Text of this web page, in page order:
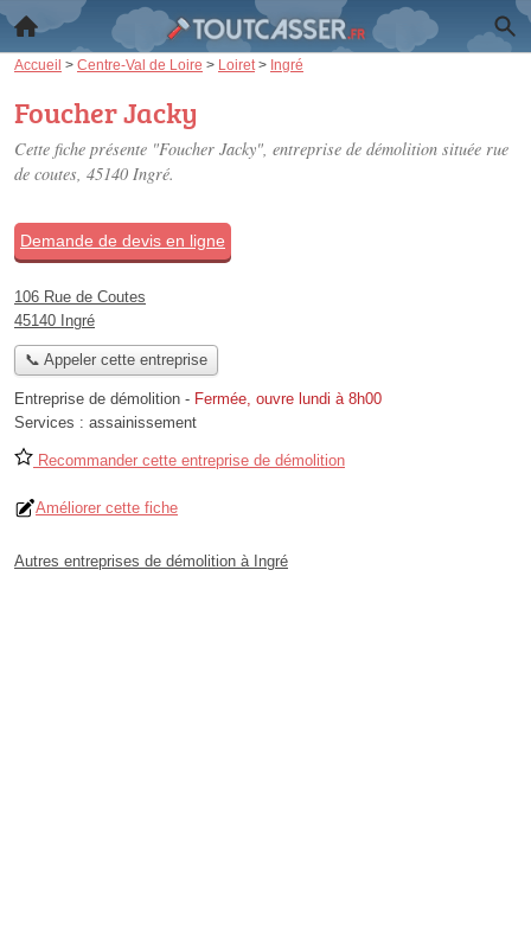
Accueil > Centre-Val de Loire > Loiret > Ingré
Foucher Jacky
Cette fiche présente "Foucher Jacky", entreprise de démolition située rue
de coutes, 45140 Ingré.
Demande de devis en ligne
106 Rue de Coutes
45140 Ingré
📞 Appeler cette entreprise
Entreprise de démolition - Fermée, ouvre lundi à 8h00
Services : assainissement
Recommander cette entreprise de démolition
Améliorer cette fiche
Autres entreprises de démolition à Ingré